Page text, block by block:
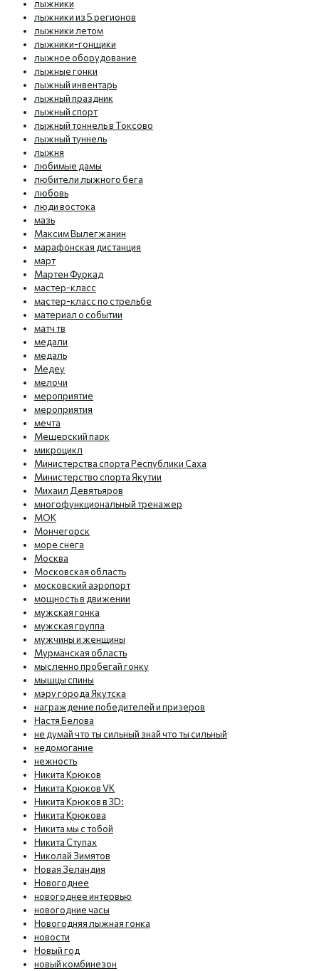
лыжники
лыжники из 5 регионов
лыжники летом
лыжники-гонщики
лыжное оборудование
лыжные гонки
лыжный инвентарь
лыжный праздник
лыжный спорт
лыжный тоннель в Токсово
лыжный туннель
лыжня
любимые дамы
любители лыжного бега
любовь
люди востока
мазь
Максим Вылегжанин
марафонская дистанция
март
Мартен Фуркад
мастер-класс
мастер-класс по стрельбе
материал о событии
матч тв
медали
медаль
Медеу
мелочи
мероприятие
мероприятия
мечта
Мещерский парк
микроцикл
Министерства спорта Республики Саха
Министерство спорта Якутии
Михаил Девятьяров
многофункциональный тренажер
МОК
Мончегорск
море снега
Москва
Московская область
московский аэропорт
мощность в движении
мужская гонка
мужская группа
мужчины и женщины
Мурманская область
мысленно пробегай гонку
мышцы спины
мэру города Якутска
награждение победителей и призеров
Настя Белова
не думай что ты сильный знай что ты сильный
недомогание
нежность
Никита Крюков
Никита Крюков VK
Никита Крюков в 3D:
Никита Крюкова
Никита мы с тобой
Никита Ступах
Николай Зимятов
Новая Зеландия
Новогоднее
новогоднее интервью
новогодние часы
Новогодняя лыжная гонка
новости
Новый год
новый комбинезон